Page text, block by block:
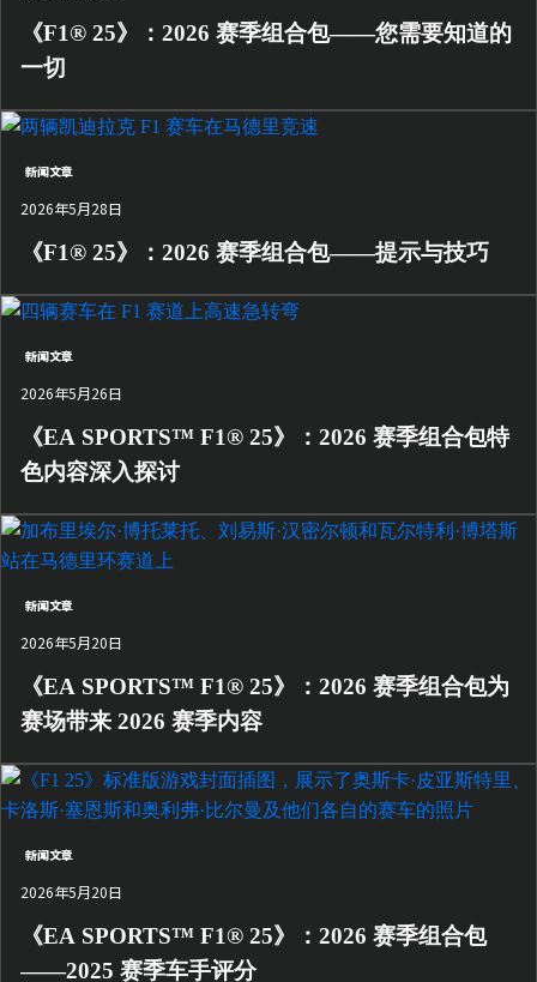
《F1® 25》：2026 赛季组合包——您需要知道的
一切
新闻文章
2026年5月28日
《F1® 25》：2026 赛季组合包——提示与技巧
新闻文章
2026年5月26日
《EA SPORTS™ F1® 25》：2026 赛季组合包特
色内容深入探讨
新闻文章
2026年5月20日
《EA SPORTS™ F1® 25》：2026 赛季组合包为
赛场带来 2026 赛季内容
新闻文章
2026年5月20日
《EA SPORTS™ F1® 25》：2026 赛季组合包
——2025 赛季车手评分